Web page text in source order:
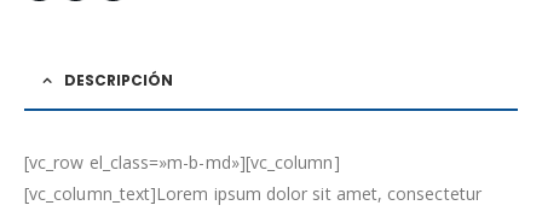
DESCRIPCIÓN
[vc_row el_class=»m-b-md»][vc_column]
[vc_column_text]Lorem ipsum dolor sit amet, consectetur